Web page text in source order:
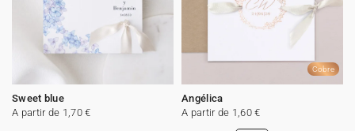
Sweet blue
A partir de 1,70 €
Cobre
Angélica
A partir de 1,60 €